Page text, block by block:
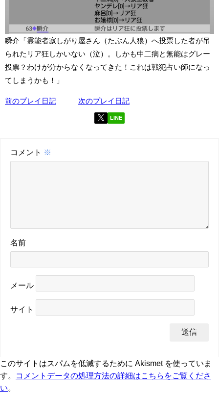
瞬介「霊能者寂しがり屋さん（たぶん人狼）へ投票した者が吊
られたリア狂しかいない（泣）。しかも中二病と無能はグレー
投票？わけが分からなくなってきた！これは戦犯占い師になっ
てしまうかも！」
前のプレイ日記 次のプレイ日記
LINE
コメント ※
名前
メール
サイト
このサイトはスパムを低減するために Akismet を使っていま
す。
コメントデータの処理方法の詳細はこちらをご覧くださ
い